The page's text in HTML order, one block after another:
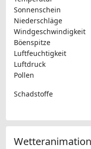
Sonnenschein
Niederschläge
Windgeschwindigkeit
Böenspitze
Luftfeuchtigkeit
Luftdruck
Pollen
Schadstoffe